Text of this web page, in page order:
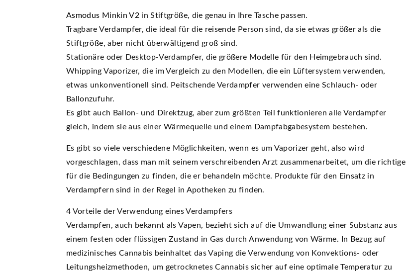
Asmodus Minkin V2in Stiftgröße, die genau in Ihre Tasche passen.
Tragbare Verdampfer, die ideal für die reisende Person sind, da sie etwas größer als die
Stiftgröße, aber nicht überwältigend groß sind.
Stationäre oder Desktop-Verdampfer, die größere Modelle für den Heimgebrauch sind.
Whipping Vaporizer, die im Vergleich zu den Modellen, die ein Lüftersystem verwenden,
etwas unkonventionell sind. Peitschende Verdampfer verwenden eine Schlauch- oder
Ballonzufuhr.
Es gibt auch Ballon- und Direktzug, aber zum größten Teil funktionieren alle Verdampfer
gleich, indem sie aus einer Wärmequelle und einem Dampfabgabesystem bestehen.
Es gibt so viele verschiedene Möglichkeiten, wenn es um Vaporizer geht, also wird
vorgeschlagen, dass man mit seinem verschreibenden Arzt zusammenarbeitet, um die richtige
für die Bedingungen zu finden, die er behandeln möchte. Produkte für den Einsatz in
Verdampfern sind in der Regel in Apotheken zu finden.
4 Vorteile der Verwendung eines Verdampfers
Verdampfen, auch bekannt als Vapen, bezieht sich auf die Umwandlung einer Substanz aus
einem festen oder flüssigen Zustand in Gas durch Anwendung von Wärme. In Bezug auf
medizinisches Cannabis beinhaltet das Vaping die Verwendung von Konvektions- oder
Leitungsheizmethoden, um getrocknetes Cannabis sicher auf eine optimale Temperatur zu